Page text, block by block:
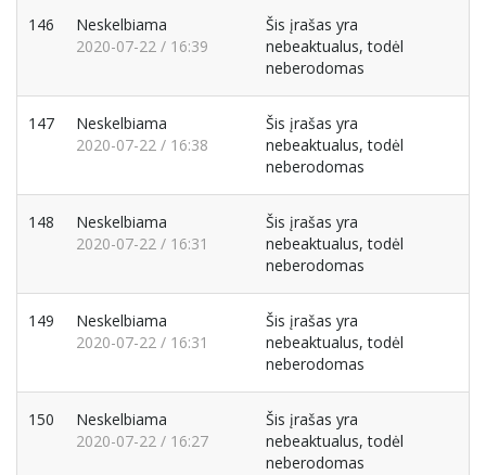
146
Neskelbiama
2020-07-22 / 16:39
Šis įrašas yra
nebeaktualus, todėl
neberodomas
147
Neskelbiama
2020-07-22 / 16:38
Šis įrašas yra
nebeaktualus, todėl
neberodomas
148
Neskelbiama
2020-07-22 / 16:31
Šis įrašas yra
nebeaktualus, todėl
neberodomas
149
Neskelbiama
2020-07-22 / 16:31
Šis įrašas yra
nebeaktualus, todėl
neberodomas
150
Neskelbiama
2020-07-22 / 16:27
Šis įrašas yra
nebeaktualus, todėl
neberodomas